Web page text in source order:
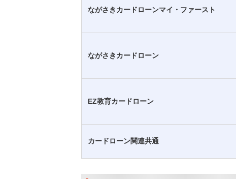
ながさきカードローンマイ・ファースト
ながさきカードローン
EZ教育カードローン
カードローン関連共通